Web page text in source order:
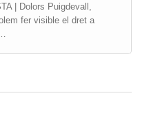
| Dolors Puigdevall,
fer visible el dret a